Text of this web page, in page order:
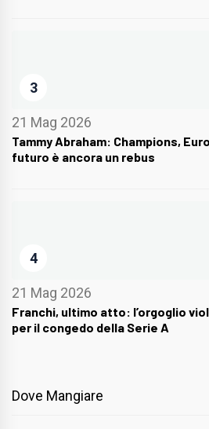
3
21 Mag 2026
Tammy Abraham: Champions,
futuro è ancora un rebus
4
21 Mag 2026
Franchi, ultimo atto: l’orgoglio
per il congedo della Serie A
Dove Mangiare